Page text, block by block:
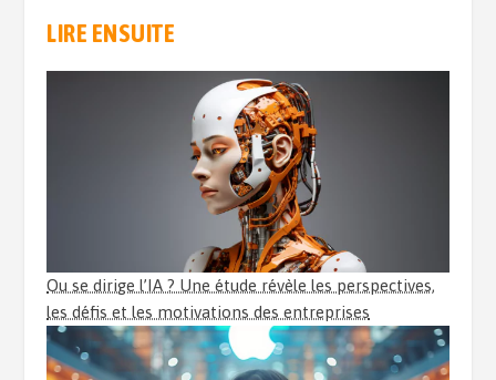
LIRE ENSUITE
Ou se dirige l’IA ? Une étude révèle les perspectives,
les défis et les motivations des entreprises